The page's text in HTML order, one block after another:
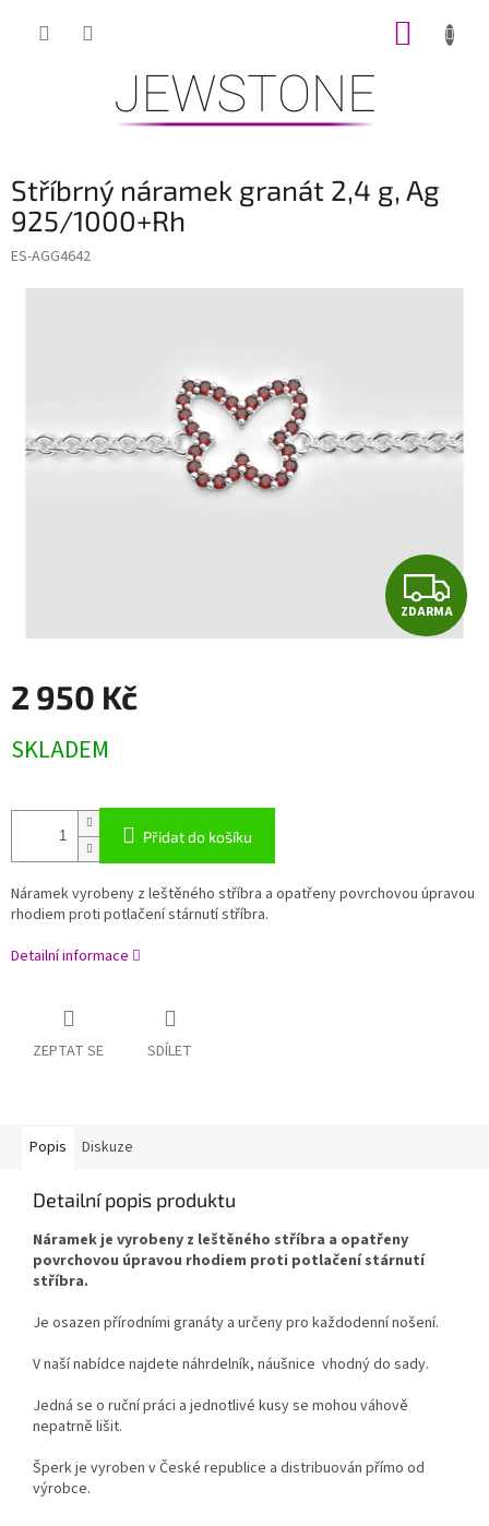
Stříbrný náramek granát 2,4 g, Ag
925/1000+Rh
ES-AGG4642
Z
D
ZDARMA
2 950 Kč
cena:
SKLADEM
Přidat do košíku
Náramek vyrobeny z leštěného stříbra a opatřeny povrchovou úpravou
rhodiem proti potlačení stárnutí stříbra.
Detailní informace
ZEPTAT SE SDÍLET
Popis Diskuze
Detailní popis produktu
Náramek je vyrobeny z leštěného stříbra a opatřeny
povrchovou úpravou rhodiem proti potlačení stárnutí
stříbra.
Je osazen přírodními granáty a určeny pro každodenní nošení.
V naší nabídce najdete náhrdelník, náušnice vhodný do sady.
Jedná se o ruční práci a jednotlivé kusy se mohou váhově
nepatrně lišit.
Šperk je vyroben v České republice a distribuován přímo od
výrobce.